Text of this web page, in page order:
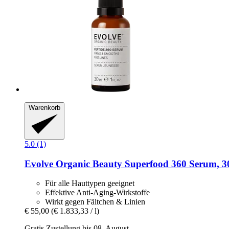
Warenkorb
5.0 (1)
Evolve Organic Beauty Superfood 360 Serum,
Für alle Hauttypen geeignet
Effektive Anti-Aging-Wirkstoffe
Wirkt gegen Fältchen & Linien
€ 55,00 (€ 1.833,33 / l)